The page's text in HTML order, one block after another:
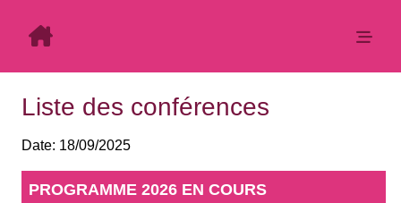
Liste des conférences
Date: 18/09/2025
PROGRAMME